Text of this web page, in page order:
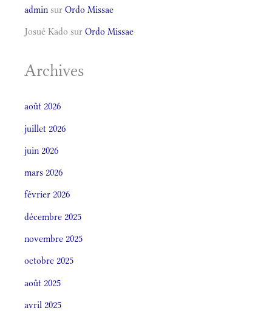
admin sur Ordo Missae
Josué Kado sur Ordo Missae
Archives
août 2026
juillet 2026
juin 2026
mars 2026
février 2026
décembre 2025
novembre 2025
octobre 2025
août 2025
avril 2025